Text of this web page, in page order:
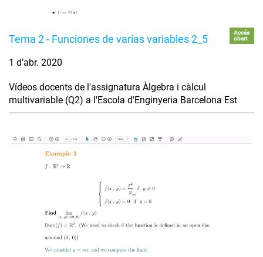
Tema 2 - Funciones de varias variables 2_5
Accés
obert
1 d’abr. 2020
Vídeos docents de l'assignatura Àlgebra i càlcul
multivariable (Q2) a l'Escola d'Enginyeria Barcelona Est